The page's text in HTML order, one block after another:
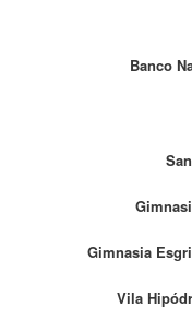
Banco
Gimnasia
Vila